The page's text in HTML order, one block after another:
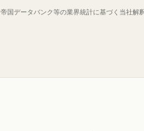
データバンク等の業界統計に基づく当社解釈